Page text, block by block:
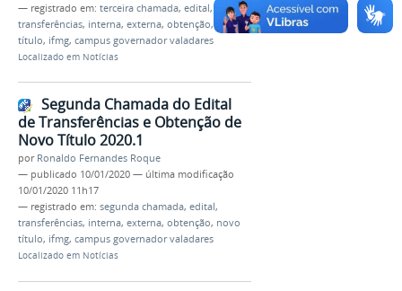
— registrado em: terceira chamada, edital,
transferências, interna, externa, obtenção,
novo
título, ifmg, campus governador valadares
Localizado em Notícias
Segunda Chamada do Edital
de Transferências e Obtenção de
Novo Título 2020.1
por Ronaldo Fernandes Roque
— publicado 10/01/2020 — última modificação
10/01/2020 11h17
— registrado em: segunda chamada, edital,
transferências, interna, externa, obtenção, novo
título, ifmg, campus governador valadares
Localizado em Notícias